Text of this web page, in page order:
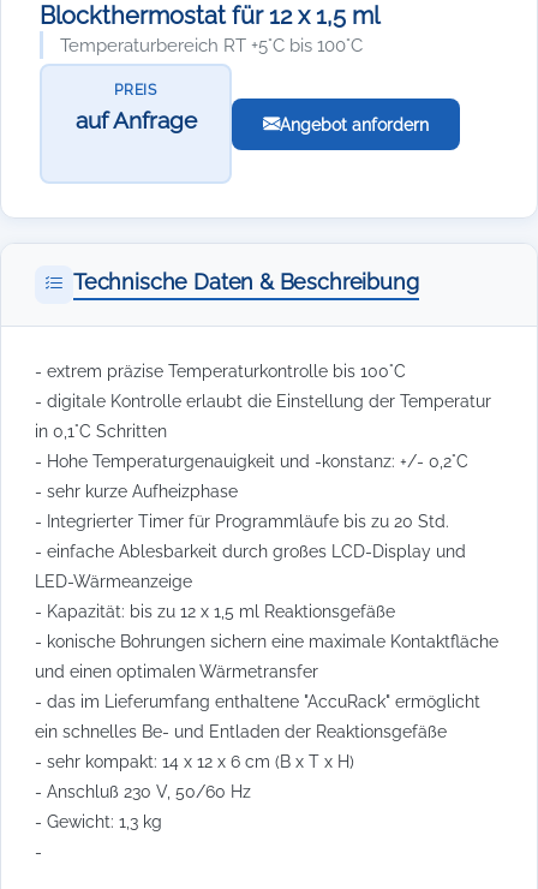
Blockthermostat für 12 x 1,5 ml
Temperaturbereich RT +5°C bis 100°C
PREIS
auf Anfrage Angebot anfordern
Technische Daten & Beschreibung
- extrem präzise Temperaturkontrolle bis 100°C
- digitale Kontrolle erlaubt die Einstellung der Temperatur
in 0,1°C Schritten
- Hohe Temperaturgenauigkeit und -konstanz: +/- 0,2°C
- sehr kurze Aufheizphase
- Integrierter Timer für Programmläufe bis zu 20 Std.
- einfache Ablesbarkeit durch großes LCD-Display und
LED-Wärmeanzeige
- Kapazität: bis zu 12 x 1,5 ml Reaktionsgefäße
- konische Bohrungen sichern eine maximale Kontaktfläche
und einen optimalen Wärmetransfer
- das im Lieferumfang enthaltene "AccuRack" ermöglicht
ein schnelles Be- und Entladen der Reaktionsgefäße
- sehr kompakt: 14 x 12 x 6 cm (B x T x H)
- Anschluß 230 V, 50/60 Hz
- Gewicht: 1,3 kg
-